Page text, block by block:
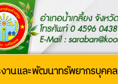
งานและพัฒนาทรัพยากรบุคคล